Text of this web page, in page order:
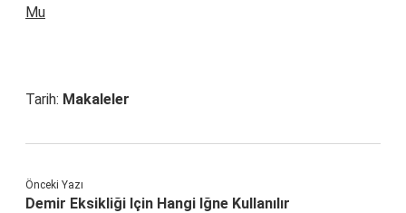
Mu
Tarih: Makaleler
Önceki Yazı
Demir Eksikliği Için Hangi Iğne Kullanılır